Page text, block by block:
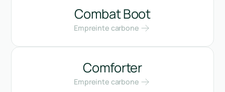
Combat Boot
Empreinte carbone
Comforter
Empreinte carbone